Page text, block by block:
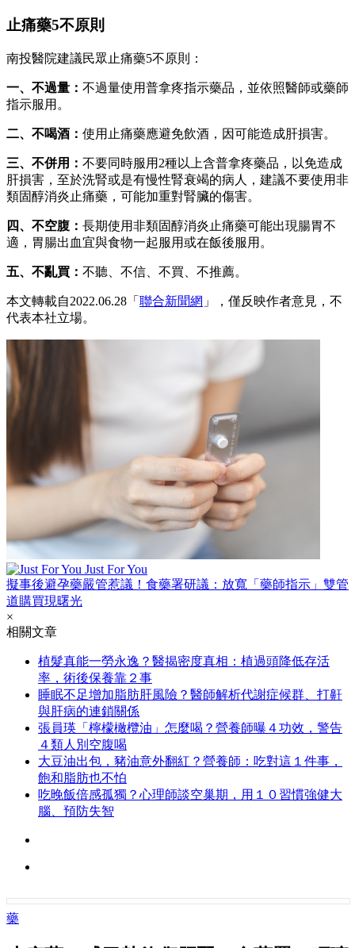
止痛藥5不原則
南投醫院建議民眾止痛藥5不原則：
一、不過量： 不過量使用普拿疼指示藥品，並依照醫師或藥師
指示服用。
二、不喝酒： 使用止痛藥應避免飲酒，因可能造成肝損害。
三、不併用： 不要同時服用2種以上含普拿疼藥品，以免造成
肝損害，至於洗腎或是有慢性腎衰竭的病人，建議不要使用非
類固醇消炎止痛藥，可能加重對腎臟的傷害。
四、不空腹： 長期使用非類固醇消炎止痛藥可能出現腸胃不
適，胃腸出血宜與食物一起服用或在飯後服用。
五、不亂買： 不聽、不信、不買、不推薦。
本文轉載自2022.06.28「 聯合新聞網 」，僅反映作者意見，不
代表本社立場。
Just For You
擬事後避孕藥嚴管惹議！食藥署研議：放寬「藥師指示」雙管
道購買現曙光
×
相關文章
植髮真能一勞永逸？醫揭密度真相：植過頭降低存活
率，術後保養靠２事
睡眠不足增加脂肪肝風險？醫師解析代謝症候群、打鼾
與肝病的連鎖關係
張員瑛「檸檬橄欖油」怎麼喝？營養師曝４功效，警告
４類人別空腹喝
大豆油出包，豬油意外翻紅？營養師：吃對這１件事，
飽和脂肪也不怕
吃晚飯倍感孤獨？心理師談空巢期，用１０習慣強健大
腦、預防失智
藥